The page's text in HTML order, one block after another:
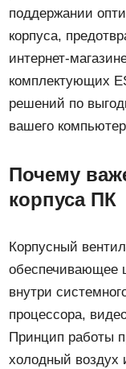
поддержании
корпуса,
интернет-
комплектующих
решений по
вашего
Почему
корпуса ПК
Корпусный
обеспечивающее
внутри
процессора,
Принцип работы
холодный воздух